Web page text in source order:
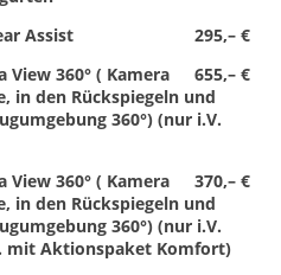
295,– €
Assist
655,– €
View 360° ( Kamera
in den Rückspiegeln und
360°) (nur i.V.
370,– €
View 360° ( Kamera
in den Rückspiegeln und
360°) (nur i.V.
mit Aktionspaket Komfort)